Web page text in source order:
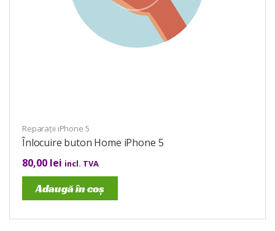
Reparații iPhone 5
Înlocuire buton Home iPhone 5
80,00 lei incl. TVA
Adaugă în coș